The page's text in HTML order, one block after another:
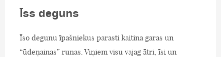
Īss deguns
Īso degunu īpašniekus parasti kaitina garas un
“ūdeņainas” runas. Viņiem visu vajag ātri, īsi un